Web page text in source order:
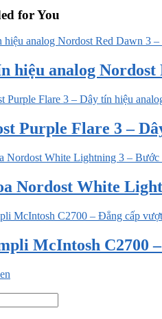
for You
hiệu analog
Purple Flare 3 –
Nordost White
McIntosh C2700